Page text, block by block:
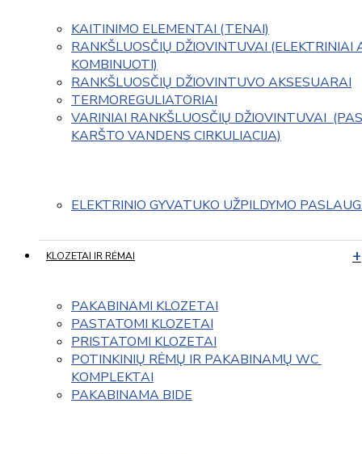
KAITINIMO ELEMENTAI (TENAI)
RANKŠLUOSČIŲ DŽIOVINTUVAI (ELEKTRINIAI
KOMBINUOTI)
RANKŠLUOSČIŲ DŽIOVINTUVO AKSESUARAI
TERMOREGULIATORIAI
VARINIAI RANKŠLUOSČIŲ DŽIOVINTUVAI
KARŠTO VANDENS CIRKULIACIJA)
ELEKTRINIO GYVATUKO UŽPILDYMO
KLOZETAI IR RĖMAI
PAKABINAMI KLOZETAI
PASTATOMI KLOZETAI
PRISTATOMI KLOZETAI
POTINKINIŲ RĖMŲ IR PAKABINAMŲ WC
KOMPLEKTAI
PAKABINAMA BIDE